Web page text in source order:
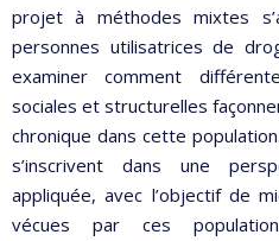
projet à méthodes mixtes
personnes utilisatrices de
examiner comment
sociales et structurelles
chronique dans cette
s’inscrivent dans une
appliquée, avec l’objectif de
vécues par ces